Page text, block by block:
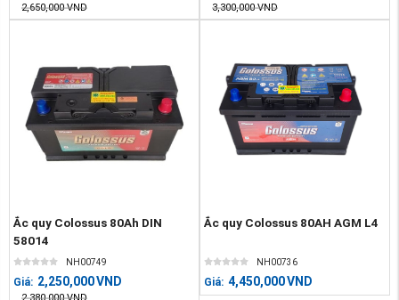
2,650,000 VND 3,300,000 VND
Ắc quy Colossus 80Ah DIN
58014
NH00749
Giá: 2,250,000VND
2,380,000 VND
Ắc quy Colossus 80AH AGM L4
NH00736
Giá: 4,450,000VND